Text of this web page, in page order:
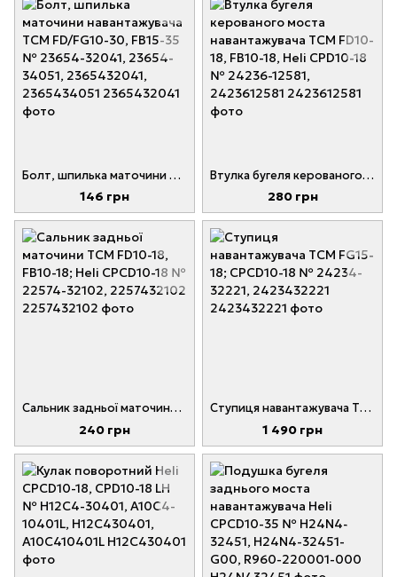
Болт, шпилька маточини навантажувача TCM FD/FG10-30, FB15-35 № 23654-32041, 23654-34051, 2365432041, 2365434051
146 грн
Втулка бугеля керованого моста навантажувача TCM FD10-18, FB10-18, Heli CPD10-18 № 24236-12581, 2423612581
280 грн
Сальник задньої маточини TCM FD10-18, FB10-18; Heli CPCD10-18 № 22574-32102, 2257432102
240 грн
Ступиця навантажувача TCM FG15-18; CPCD10-18 № 24234-32221, 2423432221
1 490 грн